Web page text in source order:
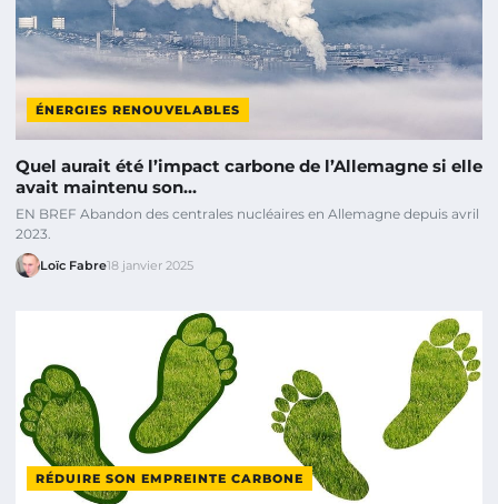
ÉNERGIES RENOUVELABLES
Quel aurait été l’impact carbone de l’Allemagne si elle
avait maintenu son…
EN BREF Abandon des centrales nucléaires en Allemagne depuis avril
2023.
Loïc Fabre18 janvier 2025
RÉDUIRE SON EMPREINTE CARBONE